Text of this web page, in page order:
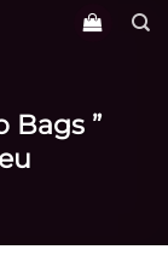
Bags ”